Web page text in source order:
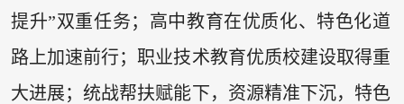
提升”双重任务；高中教育在优质化、特色化道
路上加速前行；职业技术教育优质校建设取得重
大进展；统战帮扶赋能下，资源精准下沉，特色